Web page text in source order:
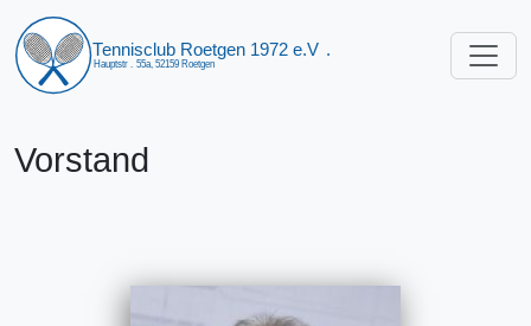
Vorstand